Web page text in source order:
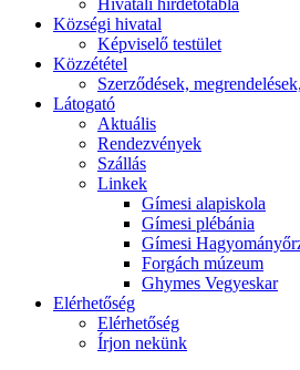
Hivatali hirdetőtábla
Községi hivatal
Képviselő testület
Közzététel
Szerződések,
Látogató
Aktuális
Rendezvények
Szállás
Linkek
Gímesi alapiskola
Gímesi plébánia
Gímesi
Forgách múzeum
Ghymes Vegyeskar
Elérhetőség
Elérhetőség
Írjon nekünk